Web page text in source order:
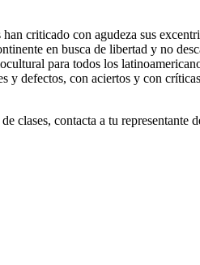
criticado con agudeza sus
en busca de libertad y no
para todos los
defectos, con aciertos y con
clases, contacta a tu representante